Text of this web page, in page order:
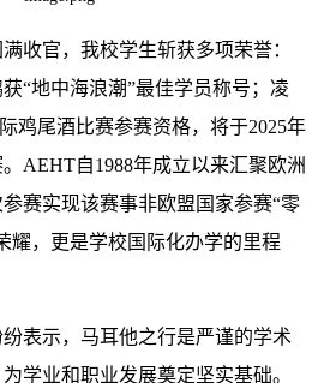
收官，我校学生斩获多项荣誉：
“地中海浪潮”最佳学员称号；凌
鸡尾酒比赛参赛资格，将于2025年
AEHT自1988年成立以来汇聚欧洲
赛实现该赛事非欧盟国家参赛“零
耀，更是学校国际化办学的里程
表示，马耳他之行是严谨的学术
学业和职业发展奠定坚实基础。